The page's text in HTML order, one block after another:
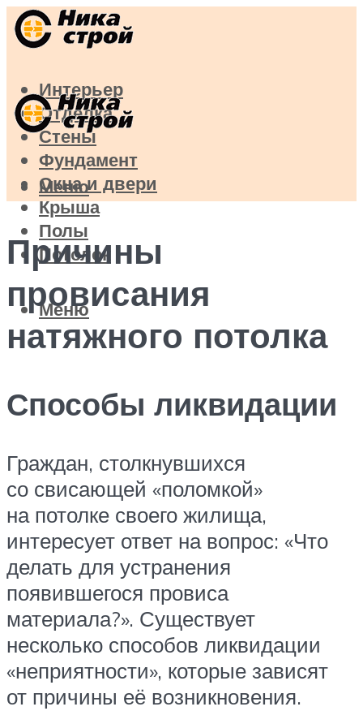
Интерьер
Отделка
Стены
Фундамент
Окна и двери
Крыша
Полы
Потолок
Меню
Меню
Причины
провисания
натяжного потолка
Способы ликвидации
Граждан, столкнувшихся
со свисающей «поломкой»
на потолке своего жилища,
интересует ответ на вопрос: «Что
делать для устранения
появившегося провиса
материала?». Существует
несколько способов ликвидации
«неприятности», которые зависят
от причины её возникновения.